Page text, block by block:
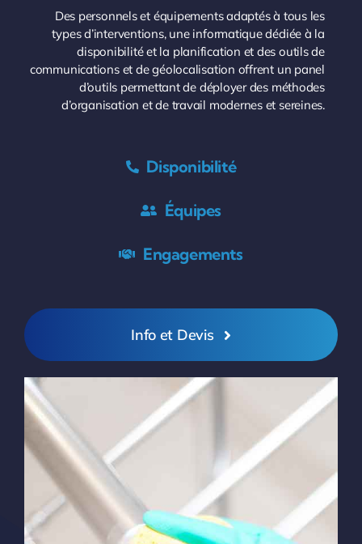
Des personnels et équipements adaptés à tous les
types d’interventions, une informatique dédiée à la
disponibilité et la planification et des outils de
communications et de géolocalisation offrent un panel
d’outils permettant de déployer des méthodes
d’organisation et de travail modernes et sereines.
Disponibilité
Équipes
Engagements
Info et Devis